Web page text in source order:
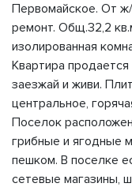
Первомайское. От
ремонт. Общ.32,2
изолированная
Квартира
заезжай и живи.
центральное,
Поселок
грибные и ягодные
пешком. В поселке
сетевые магазины,